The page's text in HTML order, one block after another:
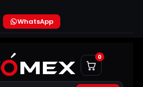
WhatsApp
0